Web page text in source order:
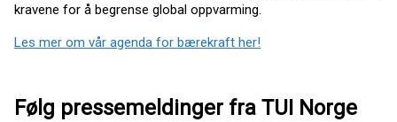
kravene for å begrense global oppvarming.
Les mer om vår agenda for bærekraft her!
Følg pressemeldinger fra TUI Norge